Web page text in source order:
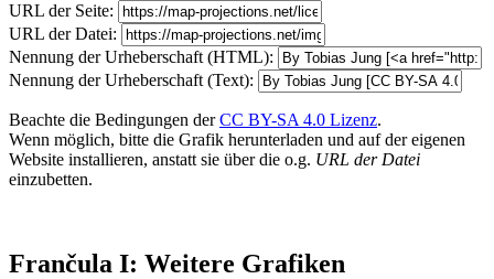
URL der Seite:
URL der Datei:
Nennung der Urheberschaft (HTML):
Nennung der Urheberschaft (Text):
Beachte die Bedingungen derCC BY-SA 4.0 Lizenz.
Wenn möglich, bitte die Grafik herunterladen und auf der eigenen
Website installieren, anstatt sie über die o.g. URL der Datei
einzubetten.
Frančula I: Weitere Grafiken